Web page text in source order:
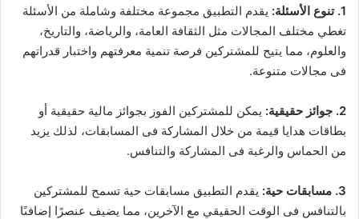
1. تنوع الأسئلة:
يقدم التطبيق مجموعة مختلفة وشاملة من الأسئلة
تغطي مختلف المجالات مثل الثقافة العامة، والرياضة، والتاريخ،
والعلوم، مما يتيح للمشتركين فرصة تنمية معرفتهم واختبار قدراتهم
فى مجالات متنوعة.
2. جوائز حقيقية:
يمكن للمشتركين الفوز بجوائز مالية حقيقية أو
بطاقات هدايا قيمة من خلال المشاركة فى المسابقات، لذلك يزيد
من الحماس والرغبة فى المشاركة والتنافس.
3. مسابقات حية:
يقدم التطبيق مسابقات حية تسمح للمشتركين
بالتنافس فى الوقت الحقيقي مع الآخرين، مما يضيف عنصرًا إضافىًا